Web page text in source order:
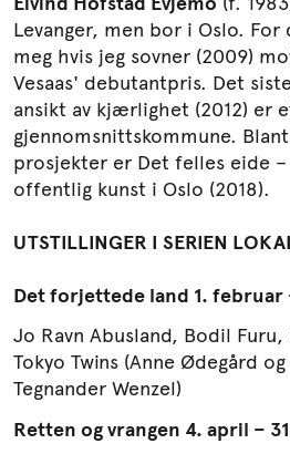
Levanger, men bor i Oslo.
meg hvis jeg sovner (2009)
Vesaas' debutantpris. Det
ansikt av kjærlighet (2012) er
gjennomsnittskommune.
prosjekter er Det felles eide
offentlig kunst i Oslo (2018).
UTSTILLINGER I SERIEN
Detforjettede land 1. februar
Jo Ravn Abusland, Bodil
Tokyo Twins (Anne Ødegård
Tegnander Wenzel)
Retten ogvrangen 4. april –